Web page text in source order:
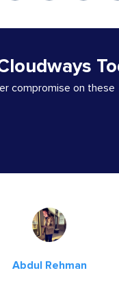
compromise on these
Abdul Rehman